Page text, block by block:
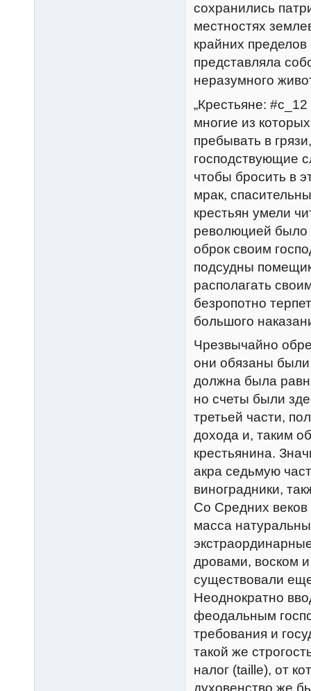
сохранились
местностях
крайних
представляла
неразумного
„Крестьяне:
многие из
пребывать в
господствующие
чтобы бросить в
мрак,
крестьян умели
революцией было
оброк своим
подсудны
располагать
безропотно
большого
Чрезвычайно
они обязаны были
должна была
но счеты были
третьей части,
дохода и, таким
крестьянина.
акра седьмую
виноградники,
Со Средних веков
масса
дровами, воском
существовали
Неоднократно
феодальным
требования и
такой же
налог (taille), от
духовенство же